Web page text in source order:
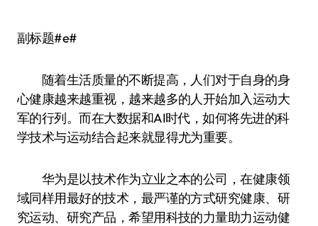
副标题#e#
随着生活质量的不断提高，人们对于自身的身
心健康越来越重视，越来越多的人开始加入运动大
军的行列。而在大数据和AI时代，如何将先进的科
学技术与运动结合起来就显得尤为重要。
华为是以技术作为立业之本的公司，在健康领
域同样用最好的技术，最严谨的方式研究健康、研
究运动、研究产品，希望用科技的力量助力运动健